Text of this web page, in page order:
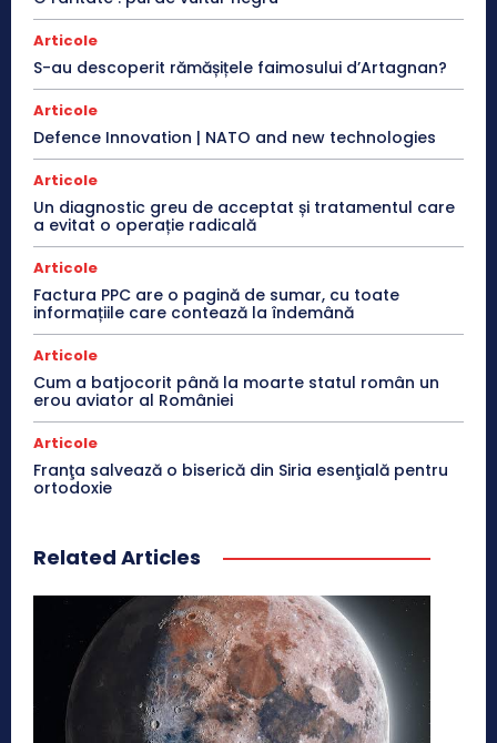
Articole
S-au descoperit rămășițele faimosului d’Artagnan?
Articole
Defence Innovation | NATO and new technologies
Articole
Un diagnostic greu de acceptat și tratamentul care
a evitat o operație radicală
Articole
Factura PPC are o pagină de sumar, cu toate
informațiile care contează la îndemână
Articole
Cum a batjocorit până la moarte statul român un
erou aviator al României
Articole
Franţa salvează o biserică din Siria esenţială pentru
ortodoxie
Related Articles